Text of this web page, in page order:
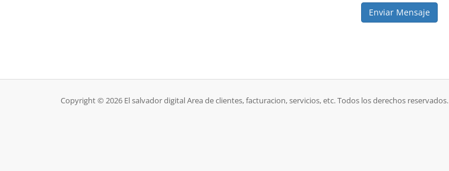
Enviar Mensaje
Copyright © 2026 El salvador digital Area de clientes, facturacion, servicios, etc. Todos los derechos reservados.